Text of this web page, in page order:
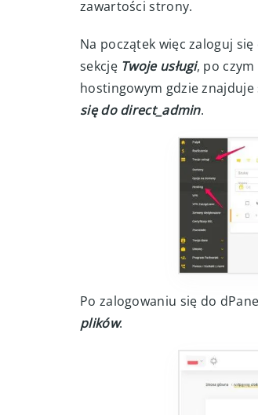
Pobranie plików
Pierwszym zadaniem,
zawartości strony.
Na początek więc zaloguj
Twoje usługi, po czym
hostingowym gdzie
się do direct_admin.
Po zalogowaniu się do